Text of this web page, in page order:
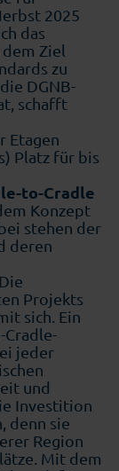
2025
das
Ziel
zu
DGNB-
schafft
Etagen
Platz für bis
to-Cradle
Konzept
stehen der
deren
Projekts
sich. Ein
Cradle-
jeder
und
Investition
denn sie
Region
Mit dem